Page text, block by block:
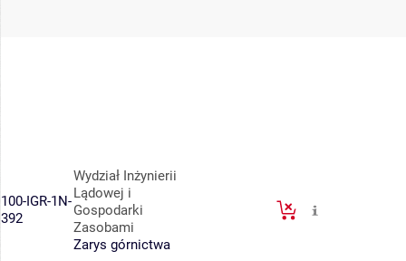
100-IGR-1N-
392
Wydział Inżynierii
Lądowej i
Gospodarki
Zasobami
Zarys górnictwa